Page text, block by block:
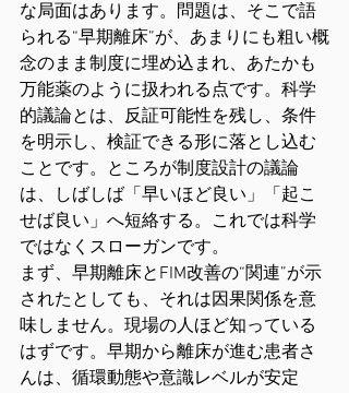
な局面はあります。問題は、そこで語
られる“早期離床”が、あまりにも粗い概
念のまま制度に埋め込まれ、あたかも
万能薬のように扱われる点です。科学
的議論とは、反証可能性を残し、条件
を明示し、検証できる形に落とし込む
ことです。ところが制度設計の議論
は、しばしば「早いほど良い」「起こ
せば良い」へ短絡する。これでは科学
ではなくスローガンです。
まず、早期離床とFIM改善の“関連”が示
されたとしても、それは因果関係を意
味しません。現場の人ほど知っている
はずです。早期から離床が進む患者さ
んは、循環動態や意識レベルが安定